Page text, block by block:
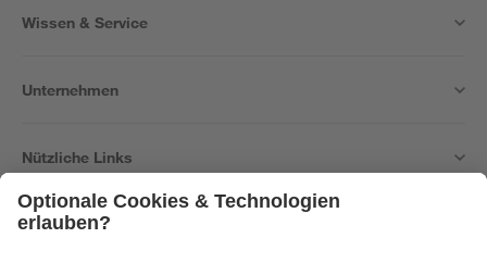
Wissen & Service
Unternehmen
Nützliche Links